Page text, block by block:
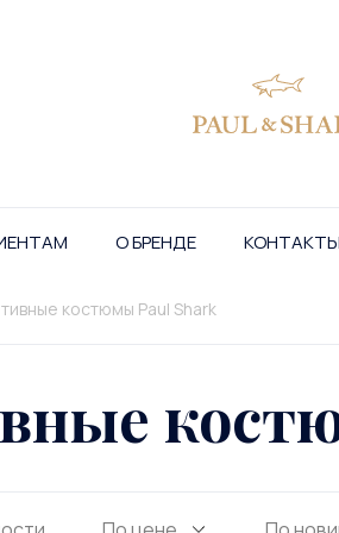
О БРЕНДЕ КОНТАКТЫ
костюмы Paul Shark